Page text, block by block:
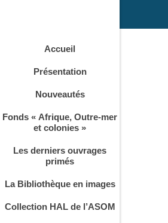
Accueil
Présentation
Nouveautés
Fonds « Afrique, Outre-mer
et colonies »
Les derniers ouvrages
primés
La Bibliothèque en images
Collection HAL de l’ASOM